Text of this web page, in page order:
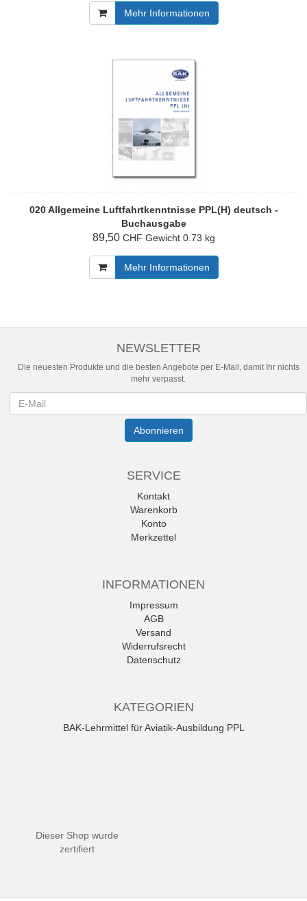
Mehr Informationen
020 Allgemeine Luftfahrtkenntnisse PPL(H) deutsch -
Buchausgabe
89,50 CHF Gewicht 0.73 kg
Mehr Informationen
NEWSLETTER
Die neuesten Produkte und die besten Angebote per E-Mail, damit Ihr nichts
mehr verpasst.
Abonnieren
SERVICE
Kontakt
Warenkorb
Konto
Merkzettel
INFORMATIONEN
Impressum
AGB
Versand
Widerrufsrecht
Datenschutz
KATEGORIEN
BAK-Lehrmittel für Aviatik-Ausbildung PPL
Dieser Shop wurde
zertifiert